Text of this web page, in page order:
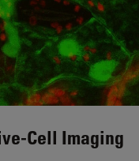
Cell Imaging